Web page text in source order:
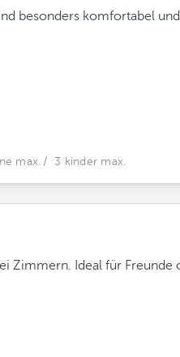
besonders komfortabel
max. / 3 kinder max.
Zimmern. Ideal für Freunde